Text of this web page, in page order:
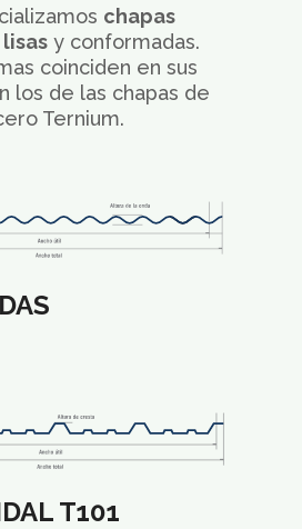
chapas
y conformadas.
coinciden en sus
los de las chapas de
Ternium.
T101